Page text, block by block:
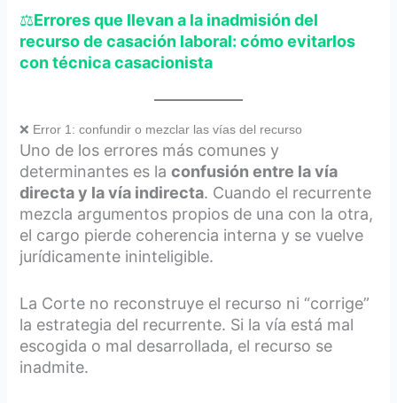
⚖️Errores que llevan a la inadmisión del
recurso de casación laboral: cómo evitarlos
con técnica casacionista
❌ Error 1: confundir o mezclar las vías del recurso
Uno de los errores más comunes y
determinantes es laconfusión entre la vía
directa y la vía indirecta. Cuando el recurrente
mezcla argumentos propios de una con la otra,
el cargo pierde coherencia interna y se vuelve
jurídicamente ininteligible.
La Corte no reconstruye el recurso ni “corrige”
la estrategia del recurrente. Si la vía está mal
escogida o mal desarrollada, el recurso se
inadmite.